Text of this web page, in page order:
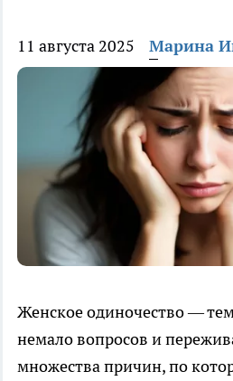
11 августа 2025 Марина
Женское одиночество —
немало вопросов и
множества причин, по